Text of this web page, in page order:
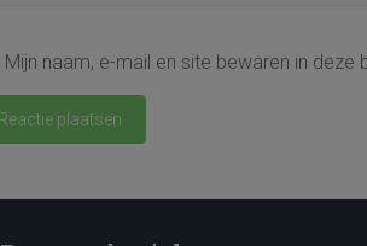
Mijn naam, e-mail en site bewaren in